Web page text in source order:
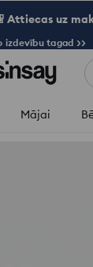
Attiecas uz
izdevību tagad >>
Mājai